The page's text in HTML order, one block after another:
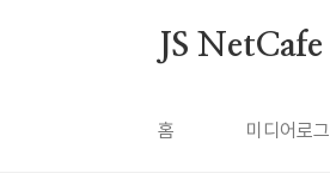
JS NetCafe
홈 미디어로그